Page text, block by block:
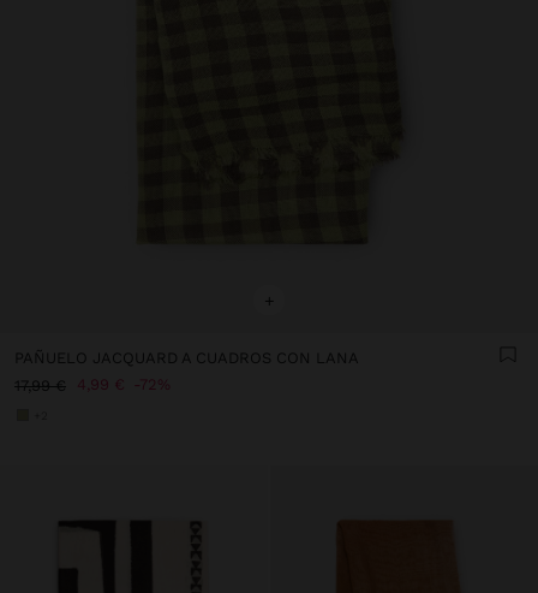
+
PAÑUELO JACQUARD A CUADROS CON LANA
17,99 €
4,99 € 72%